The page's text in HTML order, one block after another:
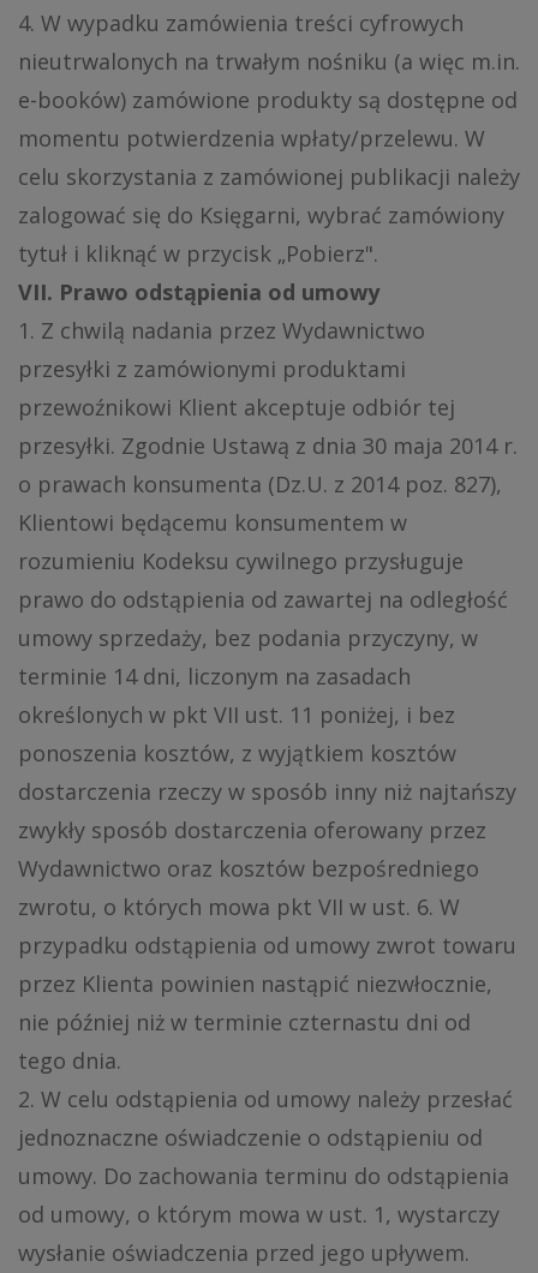
4. W wypadku zamówienia treści cyfrowych
nieutrwalonych na trwałym nośniku (a więc m.in.
e-booków) zamówione produkty są dostępne od
momentu potwierdzenia wpłaty/przelewu. W
celu skorzystania z zamówionej publikacji należy
zalogować się do Księgarni, wybrać zamówiony
tytuł i kliknąć w przycisk „Pobierz".
VII. Prawo odstąpienia od umowy
1. Z chwilą nadania przez Wydawnictwo
przesyłki z zamówionymi produktami
przewoźnikowi Klient akceptuje odbiór tej
przesyłki. Zgodnie Ustawą z dnia 30 maja 2014 r.
o prawach konsumenta (Dz.U. z 2014 poz. 827),
Klientowi będącemu konsumentem w
rozumieniu Kodeksu cywilnego przysługuje
prawo do odstąpienia od zawartej na odległość
umowy sprzedaży, bez podania przyczyny, w
terminie 14 dni, liczonym na zasadach
określonych w pkt VII ust. 11 poniżej, i bez
ponoszenia kosztów, z wyjątkiem kosztów
dostarczenia rzeczy w sposób inny niż najtańszy
zwykły sposób dostarczenia oferowany przez
Wydawnictwo oraz kosztów bezpośredniego
zwrotu, o których mowa pkt VII w ust. 6. W
przypadku odstąpienia od umowy zwrot towaru
przez Klienta powinien nastąpić niezwłocznie,
nie później niż w terminie czternastu dni od
tego dnia.
2. W celu odstąpienia od umowy należy przesłać
jednoznaczne oświadczenie o odstąpieniu od
umowy. Do zachowania terminu do odstąpienia
od umowy, o którym mowa w ust. 1, wystarczy
wysłanie oświadczenia przed jego upływem.